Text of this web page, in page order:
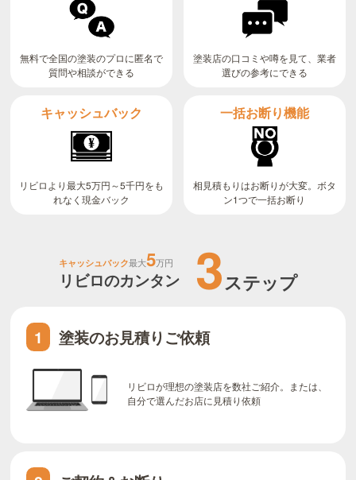
無料で全国の塗装のプロに匿名で
質問や相談ができる
塗装店の口コミや噂を見て、業者
選びの参考にできる
キャッシュバック
リビロより最大5万円～5千円をも
れなく現金バック
一括お断り機能
相見積もりはお断りが大変。ボタ
ン1つで一括お断り
キャッシュバック最大5万円
リビロのカンタン 3ステップ
1 塗装のお見積りご依頼
リビロが理想の塗装店を数社ご紹介。または、
自分で選んだお店に見積り依頼